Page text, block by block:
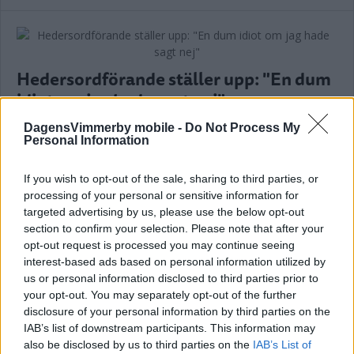
DagensVimmerby mobile - Do Not Process My
Personal Information
If you wish to opt-out of the sale, sharing to third parties, or
processing of your personal or sensitive information for
targeted advertising by us, please use the below opt-out
section to confirm your selection. Please note that after your
opt-out request is processed you may continue seeing
interest-based ads based on personal information utilized by
us or personal information disclosed to third parties prior to
your opt-out. You may separately opt-out of the further
disclosure of your personal information by third parties on the
IAB’s list of downstream participants. This information may
also be disclosed by us to third parties on the IAB’s List of
Hedersordförande ställer upp: "En dum
idiot om jag hade sagt nej"
SPEEDWAY 07 mars 2025 13.00
Annons:
DACKARNA GÖR MILJONMINUS –
HEDERSORDFÖRANDE ÄR TILLBAKA
SPEEDWAY 07 mars 2025 12.00